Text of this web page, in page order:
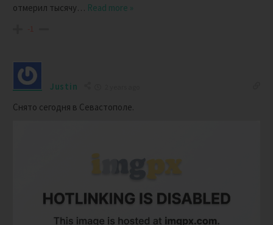
отмерил тысячу… Read more »
-1
Justin
Снято сегодня в Севастополе.